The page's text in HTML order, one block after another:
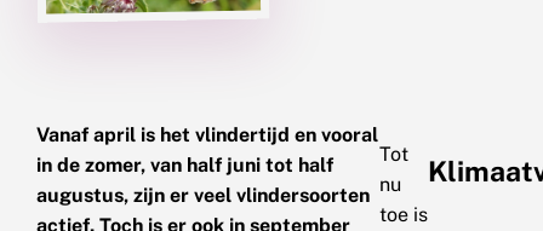
Vanaf april is het vlindertijd en vooral
in de zomer, van half juni tot half
augustus, zijn er veel vlindersoorten
actief. Toch is er ook in september
Tot
nu
toe is